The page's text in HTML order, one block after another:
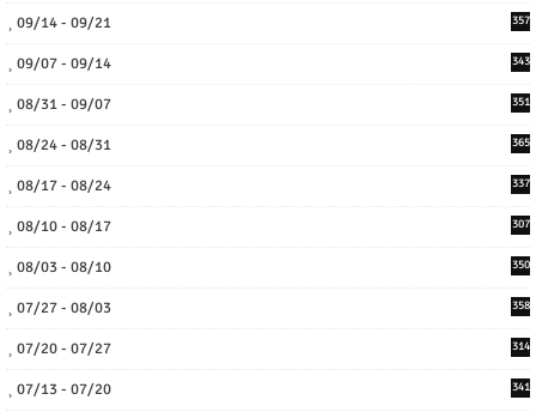
09/14 - 09/21 357
09/07 - 09/14 343
08/31 - 09/07 351
08/24 - 08/31 365
08/17 - 08/24 337
08/10 - 08/17 307
08/03 - 08/10 350
07/27 - 08/03 358
07/20 - 07/27 314
07/13 - 07/20 341